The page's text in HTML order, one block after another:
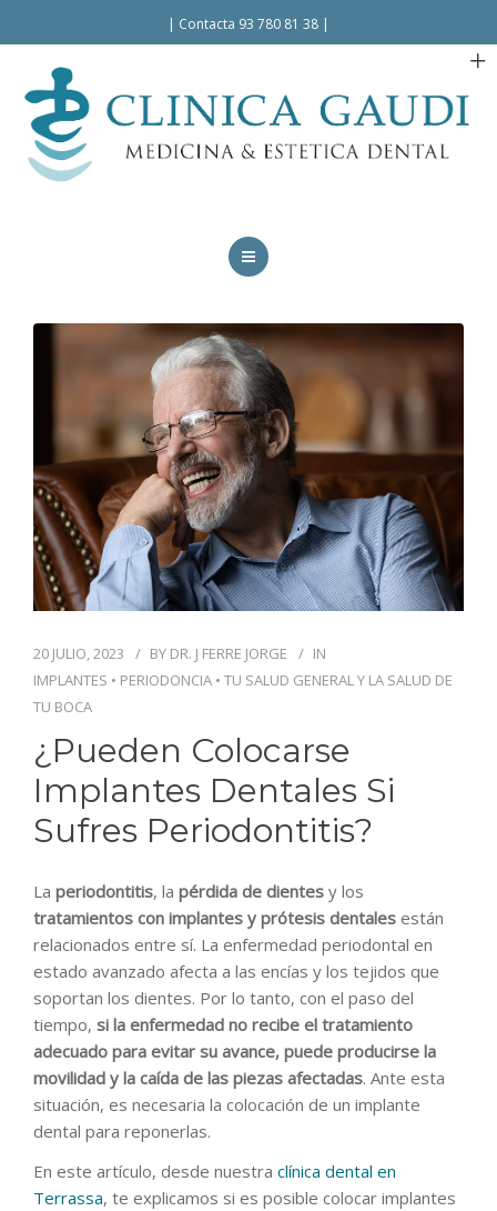
| Contacta 93 780 81 38 |
FACILIDADES
BLOG
CONTACTO
20 JULIO, 2023 BY DR. J FERRE JORGE
IN
IMPLANTES • PERIODONCIA • TU SALUD GENERAL Y LA SALUD DE
TU BOCA
¿Pueden Colocarse
Implantes Dentales Si
Sufres Periodontitis?
La periodontitis, la pérdida de dientes y los
tratamientos con implantes y prótesis dentales están
relacionados entre sí. La enfermedad periodontal en
estado avanzado afecta a las encías y los tejidos que
soportan los dientes. Por lo tanto, con el paso del
tiempo, si la enfermedad no recibe el tratamiento
adecuado para evitar su avance, puede producirse la
movilidad y la caída de las piezas afectadas. Ante esta
situación, es necesaria la colocación de un implante
dental para reponerlas.
En este artículo, desde nuestra clínica dental en
Terrassa, te explicamos si es posible colocar implantes